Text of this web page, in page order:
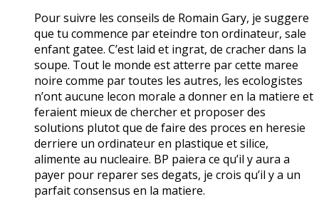
Pour suivre les conseils de Romain Gary, je suggere
que tu commence par eteindre ton ordinateur, sale
enfant gatee. C’est laid et ingrat, de cracher dans la
soupe. Tout le monde est atterre par cette maree
noire comme par toutes les autres, les ecologistes
n’ont aucune lecon morale a donner en la matiere et
feraient mieux de chercher et proposer des
solutions plutot que de faire des proces en heresie
derriere un ordinateur en plastique et silice,
alimente au nucleaire. BP paiera ce qu’il y aura a
payer pour reparer ses degats, je crois qu’il y a un
parfait consensus en la matiere.